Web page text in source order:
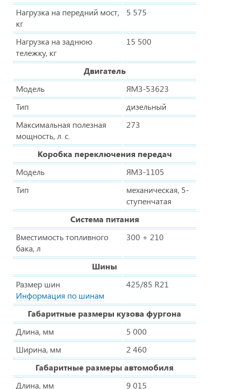
Нагрузка на передний мост,
кг
5 575
Нагрузка на заднюю
тележку, кг
15 500
Двигатель
Модель
ЯМЗ-53623
Тип
дизельный
Максимальная полезная
мощность, л. с.
273
Коробка переключения передач
Модель
ЯМЗ-1105
Тип
механическая, 5-
ступенчатая
Система питания
Вместимость топливного
бака, л
300 + 210
Шины
Размер шин
Информация по шинам
425/85 R21
Габаритные размеры кузова фургона
Длина, мм
5 000
Ширина, мм
2 460
Габаритные размеры автомобиля
Длина, мм
9 015